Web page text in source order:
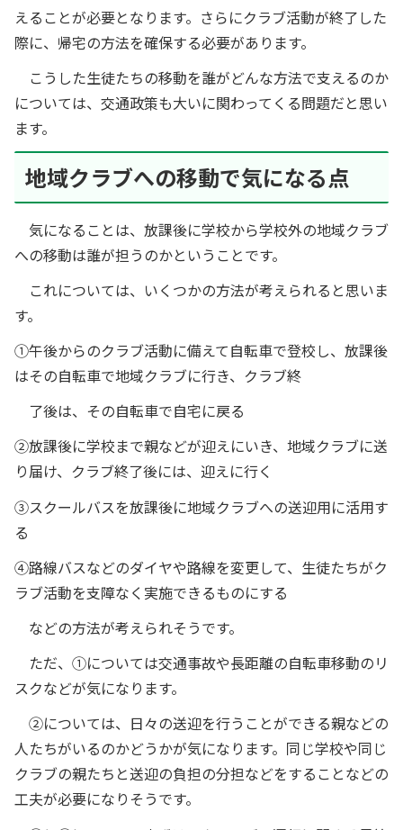
えることが必要となります。さらにクラブ活動が終了した
際に、帰宅の方法を確保する必要があります。
こうした生徒たちの移動を誰がどんな方法で支えるのか
については、交通政策も大いに関わってくる問題だと思い
ます。
地域クラブへの移動で気になる点
気になることは、放課後に学校から学校外の地域クラブ
への移動は誰が担うのかということです。
これについては、いくつかの方法が考えられると思いま
す。
①午後からのクラブ活動に備えて自転車で登校し、放課後
はその自転車で地域クラブに行き、クラブ終
了後は、その自転車で自宅に戻る
②放課後に学校まで親などが迎えにいき、地域クラブに送
り届け、クラブ終了後には、迎えに行く
③スクールバスを放課後に地域クラブへの送迎用に活用す
る
④路線バスなどのダイヤや路線を変更して、生徒たちがク
ラブ活動を支障なく実施できるものにする
などの方法が考えられそうです。
ただ、①については交通事故や長距離の自転車移動のリ
スクなどが気になります。
②については、日々の送迎を行うことができる親などの
人たちがいるのかどうかが気になります。同じ学校や同じ
クラブの親たちと送迎の負担の分担などをすることなどの
工夫が必要になりそうです。